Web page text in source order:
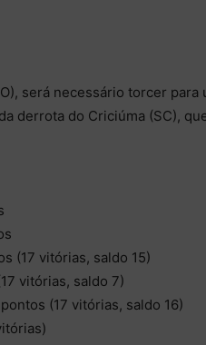
será necessário torcer
derrota do Criciúma (SC),
(17 vitórias, saldo 15)
vitórias, saldo 7)
(17 vitórias, saldo 16)